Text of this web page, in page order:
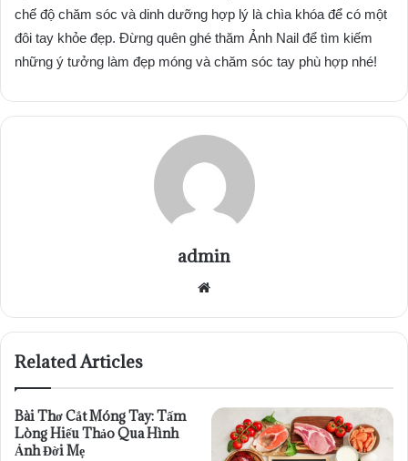
chế độ chăm sóc và dinh dưỡng hợp lý là chìa khóa để có một
đôi tay khỏe đẹp. Đừng quên ghé thăm Ảnh Nail để tìm kiếm
những ý tưởng làm đẹp móng và chăm sóc tay phù hợp nhé!
admin
Website
Related Articles
Bài Thơ Cắt Móng Tay: Tấm
Lòng Hiếu Thảo Qua Hình
Ảnh Đời Mẹ